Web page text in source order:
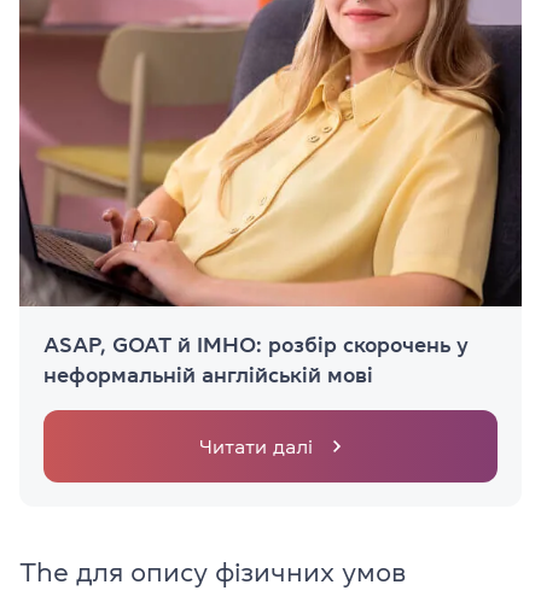
ASAP, GOAT й IMHO: розбір скорочень у
неформальній англійській мові
Читати далі
The для опису фізичних умов